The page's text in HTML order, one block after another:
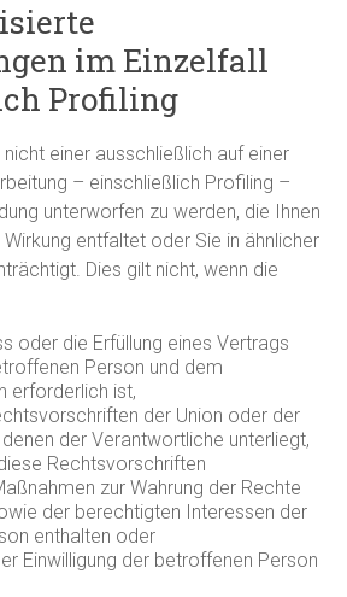
im Einzelfall
Profiling
einer ausschließlich auf einer
– einschließlich Profiling –
unterworfen zu werden, die Ihnen
entfaltet oder Sie in ähnlicher
Dies gilt nicht, wenn die
oder die Erfüllung eines Vertrags
Person und dem
erforderlich ist,
der Union oder der
der Verantwortliche unterliegt,
Rechtsvorschriften
zur Wahrung der Rechte
der berechtigten Interessen der
enthalten oder
Einwilligung der betroffenen Person